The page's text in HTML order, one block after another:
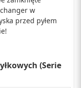
w
przed pyłem
(Serie